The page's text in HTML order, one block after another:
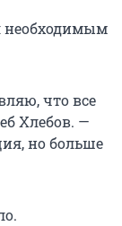
необходимым
что все
Хлебов. —
но больше